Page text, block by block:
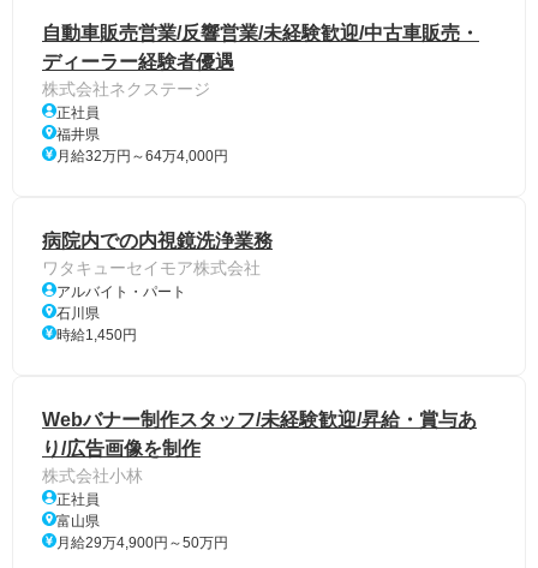
自動車販売営業/反響営業/未経験歓迎/中古車販売・
ディーラー経験者優遇
株式会社ネクステージ
正社員
福井県
月給32万円～64万4,000円
病院内での内視鏡洗浄業務
ワタキューセイモア株式会社
アルバイト・パート
石川県
時給1,450円
Webバナー制作スタッフ/未経験歓迎/昇給・賞与あ
り/広告画像を制作
株式会社小林
正社員
富山県
月給29万4,900円～50万円